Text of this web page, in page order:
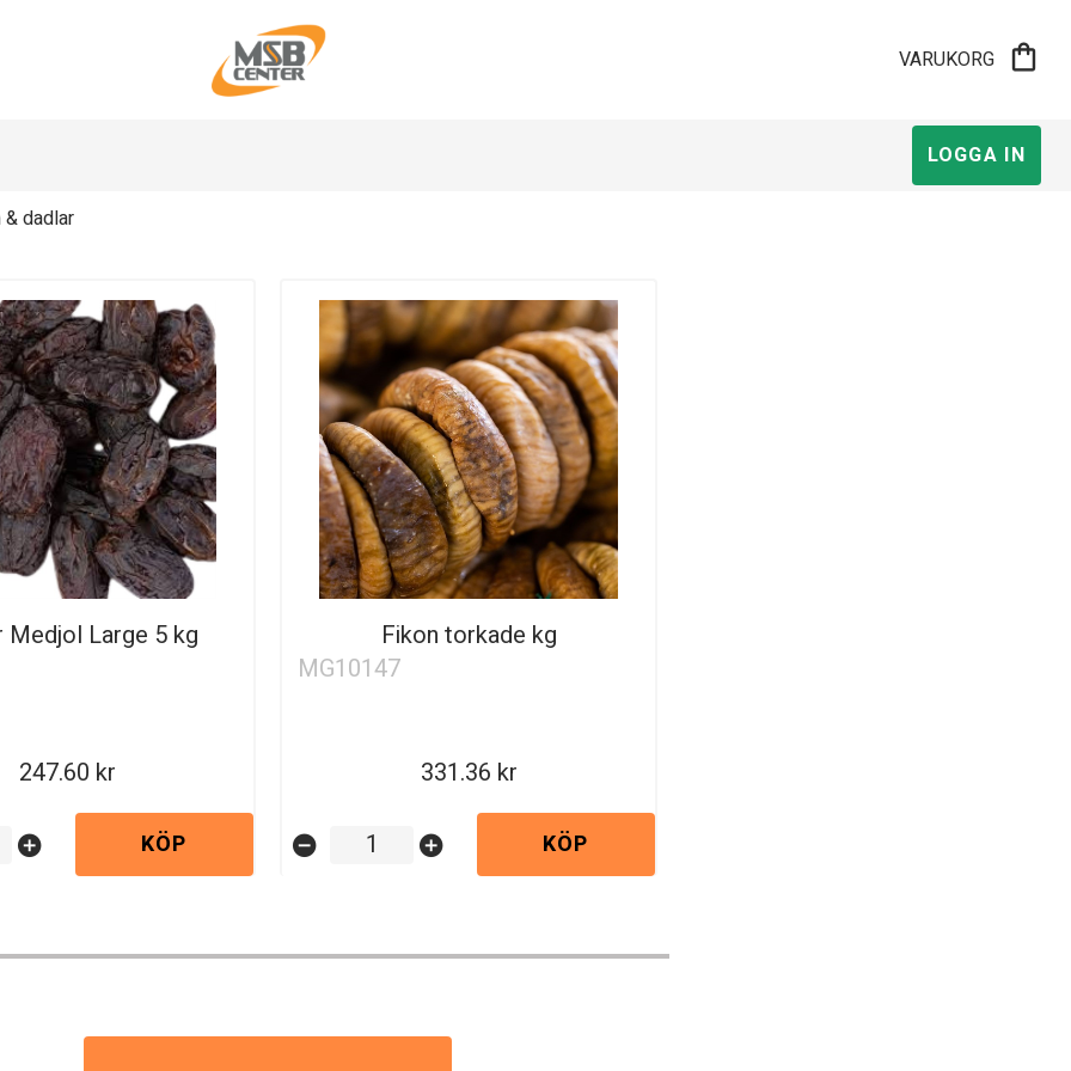
VARUKORG shopping_bag
LOGGA IN
& dadlar
Medjol Large 5 kg
247.60
add_circle KÖP
Fikon torkade kg
MG10147
331.36
remove_circle add_circle KÖP